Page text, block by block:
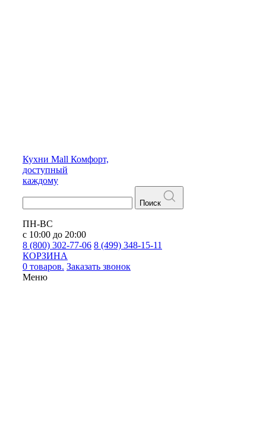
Кухни Mall Комфорт,
доступный
каждому
Поиск
ПН-ВС
с 10:00 до 20:00
8 (800) 302-77-06 8 (499) 348-15-11
КОРЗИНА
0 товаров. Заказать звонок
Меню